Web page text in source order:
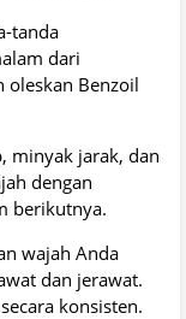
tanda
dari
oleskan Benzoil
minyak jarak, dan
dengan
berikutnya.
wajah Anda
dan jerawat.
konsisten.